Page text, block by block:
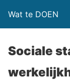
Wat te DOEN
Sociale